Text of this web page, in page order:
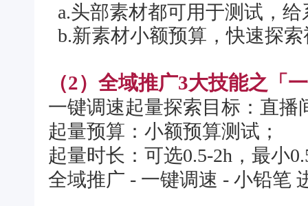
a.头部素材都可用于测试，
b.新素材小额预算，快速探
（2）全域推广3大技能之「
一键调速起量探索目标：直播
起量预算：小额预算测试；
起量时长：可选0.5-2h，最小
全域推广 - 一键调速 - 小铅笔